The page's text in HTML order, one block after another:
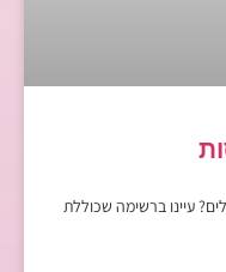
עיינו ברשימה שכוללת